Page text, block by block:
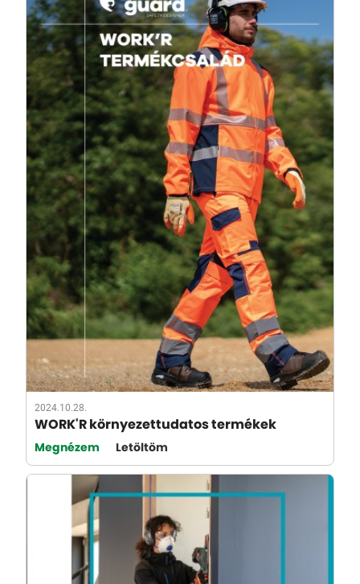
2024.10.28.
WORK'R környezettudatos termékek
Megnézem Letöltöm